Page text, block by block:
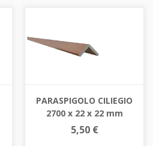
PARASPIGOLO CILIEGIO
2700 x 22 x 22 mm
5,50 €